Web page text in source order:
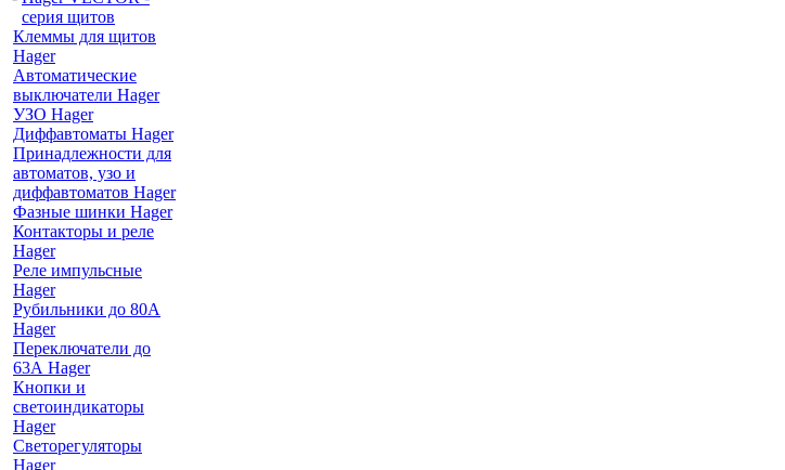
серия щитов
Клеммы для щитов
Hager
Автоматические
выключатели Hager
УЗО Hager
Диффавтоматы Hager
Принадлежности для
автоматов, узо и
диффавтоматов Hager
Фазные шинки Hager
Контакторы и реле
Hager
Реле импульсные
Hager
Рубильники до 80А
Hager
Переключатели до
63А Hager
Кнопки и
светоиндикаторы
Hager
Светорегуляторы
Hager